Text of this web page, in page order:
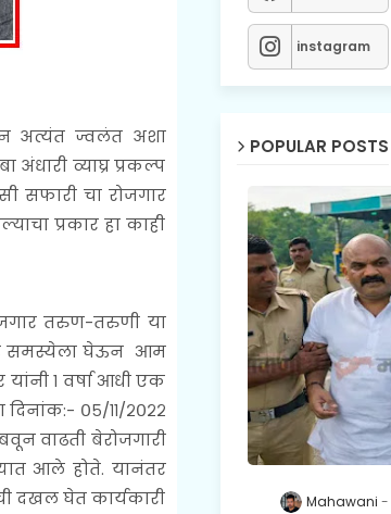
अत्यंत ज्वलंत अशा
अंधारी व्याघ्र प्रकल्प
सफारी चा रोजगार
प्रकार हा काही
तरुण-तरुणी या
समस्येला घेऊन आम
यांनी १ वर्षा आधी एक
०५/११/२०२२
वाढती बेरोजगारी
आले होते. यानंतर
दखल घेत कार्यकारी
instagram
POPULAR POSTS
Mahawani